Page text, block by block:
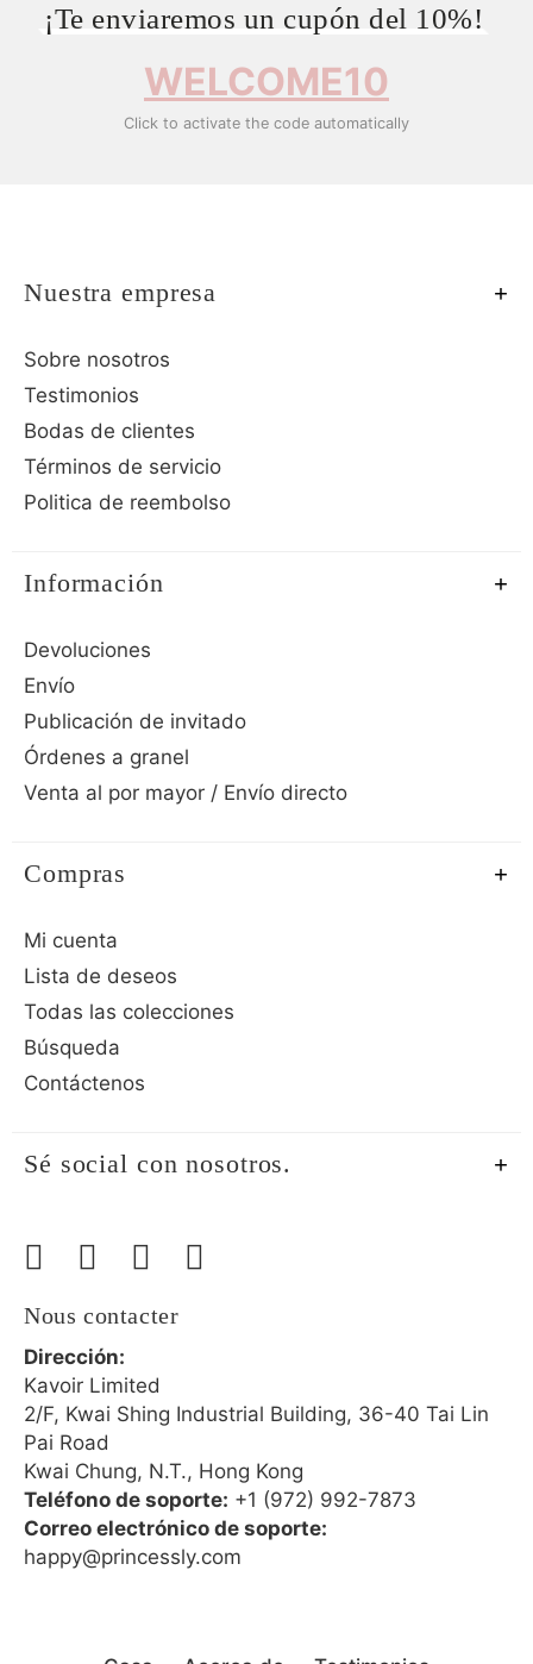
¡Te enviaremos un cupón del 10%!
WELCOME10
Click to activate the code automatically
Nuestra empresa
Sobre nosotros
Testimonios
Bodas de clientes
Términos de servicio
Politica de reembolso
Información
Devoluciones
Envío
Publicación de invitado
Órdenes a granel
Venta al por mayor / Envío directo
Compras
Mi cuenta
Lista de deseos
Todas las colecciones
Búsqueda
Contáctenos
Sé social con nosotros.
Nous contacter
Dirección:
Kavoir Limited
2/F, Kwai Shing Industrial Building, 36-40 Tai Lin
Pai Road
Kwai Chung, N.T., Hong Kong
Teléfono de soporte: +1 (972) 992-7873
Correo electrónico de soporte:
happy@princessly.com